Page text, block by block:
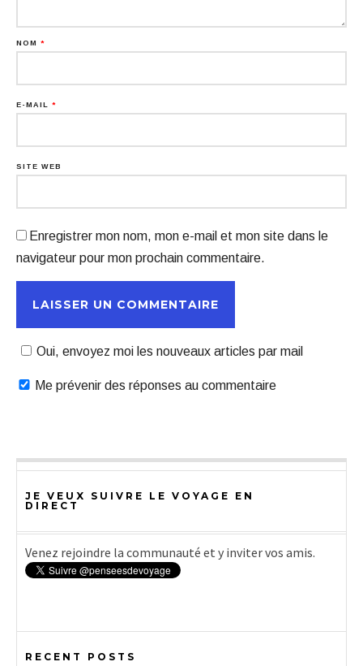
NOM *
E-MAIL *
SITE WEB
Enregistrer mon nom, mon e-mail et mon site dans le
navigateur pour mon prochain commentaire.
Oui, envoyez moi les nouveaux articles par mail
Me prévenir des réponses au commentaire
JE VEUX SUIVRE LE VOYAGE EN
DIRECT
Venez rejoindre la communauté et y inviter vos amis.
RECENT POSTS